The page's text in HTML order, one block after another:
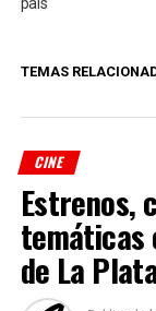
país
TEMAS
CINE
Estrenos,
temáticas
de La